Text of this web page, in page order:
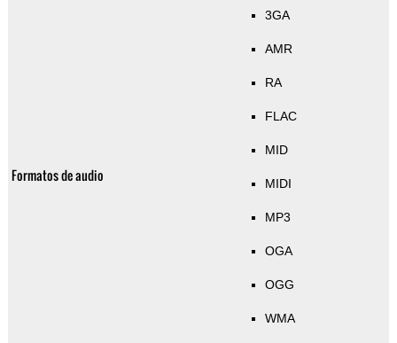
Formatos de audio
3GA
AMR
RA
FLAC
MID
MIDI
MP3
OGA
OGG
WMA